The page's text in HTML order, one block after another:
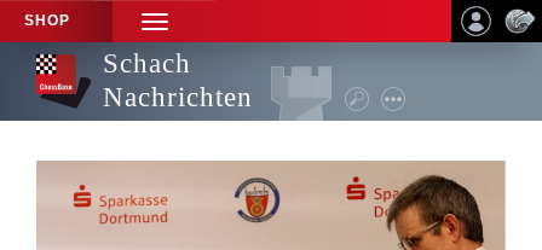
SHOP
TOGGLE
NAVIGATION
Schach
Nachrichten